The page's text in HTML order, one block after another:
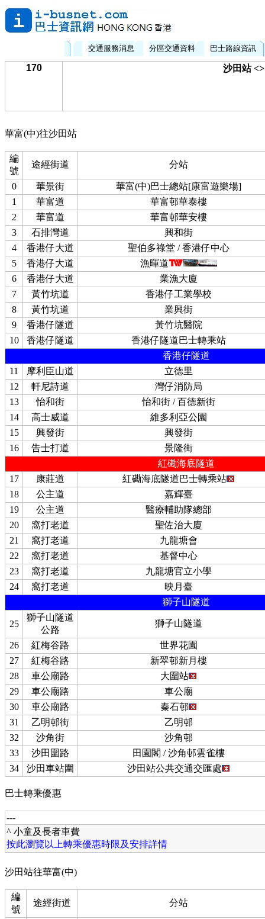
交通服務消息 分區交通資料 巴士路線資訊
170 沙田站
華富(中)往沙田站
編
號
途經街道 分站
0 華景街
華富(中)巴士總站[康富遊樂場]
1
華富道
華富邨華泰樓
2
華富道
華富邨華安樓
3
石排灣道
興和街
4
香港仔大道
聖伯多祿堂 / 香港仔中心
5
香港仔大道
漁暉道
6
香港仔大道
業漁大廈
7
黃竹坑道
香港仔工業學校
8
黃竹坑道
業興街
9
香港仔隧道
黃竹坑醫院
10
香港仔隧道
香港仔隧道巴士轉乘站
香港仔隧道
11
摩利臣山道
立德里
12
軒尼詩道
灣仔消防局
13
怡和街
怡和街 / 百德新街
14
高士威道
維多利亞公園
15
興發街
興發街
16
告士打道
景隆街
紅磡海底隧道
17
康莊道
紅磡海底隧道巴士轉乘站
18
公主道
嘉輝臺
19
公主道
醫療輔助隊總部
20
窩打老道
聖佐治大廈
21
窩打老道
九龍塘會
22
窩打老道
基督中心
23
窩打老道
九龍塘官立小學
24
窩打老道
映月臺
獅子山隧道
25
獅子山隧道
公路
獅子山隧道
26 紅梅谷路
世界花園
27
紅梅谷路
新翠邨新月樓
28
車公廟路
大圍站
29
車公廟路
車公廟
30
車公廟路
秦石邨
31
乙明邨街
乙明邨
32
沙角街
沙角邨
33
沙田圍路
田園閣 / 沙角邨雲雀樓
34
沙田車站圍 沙田站公共交通交匯處
巴士轉乘優惠
---
^ 小童及長者車費
按此瀏覽以上轉乘優惠時限及安排詳情
沙田站往華富(中)
編
號
途經街道 分站